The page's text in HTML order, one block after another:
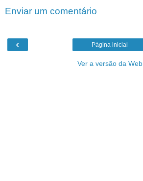
Enviar um comentário
‹ Página inicial
Ver a versão da Web